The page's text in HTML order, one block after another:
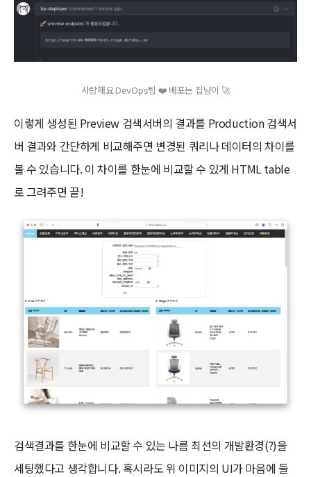
사랑해요 DevOps팀 ❤️ 배포는 집냥이 🚀
이렇게 생성된 Preview 검색서버의 결과를 Production 검색서
버 결과와 간단하게 비교해주면 변경된 쿼리나 데이터의 차이를
볼 수 있습니다. 이 차이를 한눈에 비교할 수 있게 HTML table
로 그려주면 끝!
검색결과를 한눈에 비교할 수 있는 나름 최선의 개발환경(?)을
세팅했다고 생각합니다. 혹시라도 위 이미지의 UI가 마음에 들